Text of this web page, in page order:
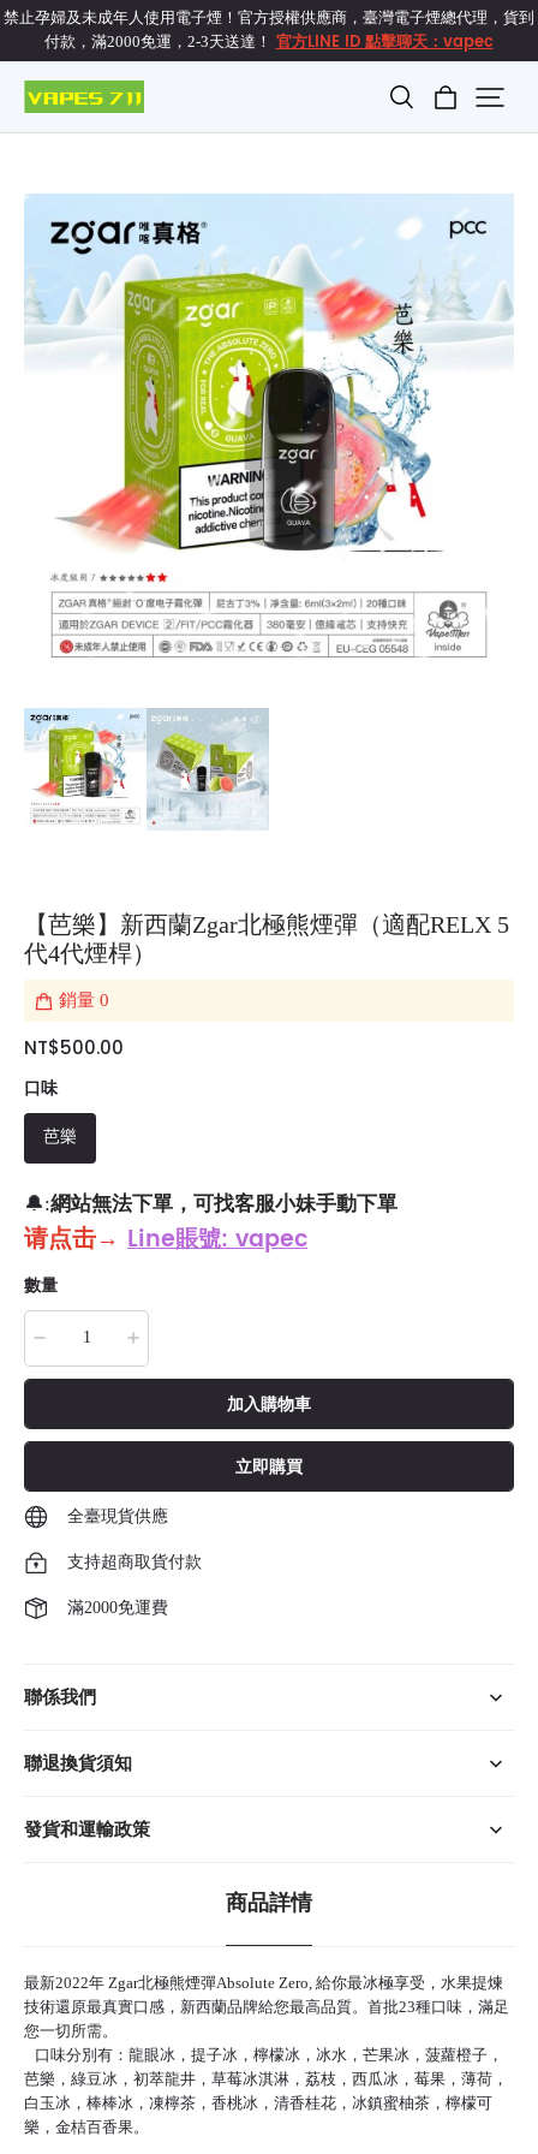
禁止孕婦及未成年人使用電子煙！官方授權供應商，臺灣電子煙總代理，貨到
付款，滿2000免運，2-3天送達！ 官方LINE ID 點擊聊天：vapec
【芭樂】新西蘭Zgar北極熊煙彈（適配RELX 5
代4代煙桿）
銷量 0
NT$500.00
口味
芭樂
🔔:網站無法下單，可找客服小妹手動下單
请点击→ Line賬號: vapec
數量
加入購物車
立即購買
全臺現貨供應
支持超商取貨付款
滿2000免運費
聯係我們
聯退換貨須知
發貨和運輸政策
商品詳情
最新2022年 Zgar北極熊煙彈Absolute Zero, 給你最冰極享受，水果提煉
技術還原最真實口感，新西蘭品牌給您最高品質。首批23種口味，滿足
您一切所需。
口味分別有：龍眼冰，提子冰，檸檬冰，冰水，芒果冰，菠蘿橙子，
芭樂，綠豆冰，初萃龍井，草莓冰淇淋，荔枝，西瓜冰，莓果，薄荷，
白玉冰，棒棒冰，凍檸茶，香桃冰，清香桂花，冰鎮蜜柚茶，檸檬可
樂，金桔百香果。